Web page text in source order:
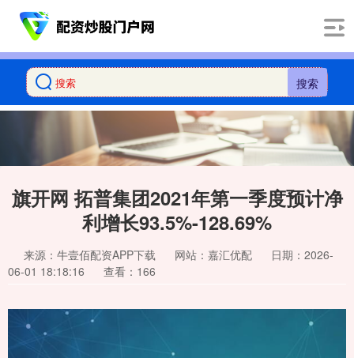
搜索
旗开网 拓普集团2021年第一季度预计净
利增长93.5%-128.69%
来源：牛壹佰配资APP下载 网站：嘉汇优配
日期：2026-
06-01 18:18:16
查看：166